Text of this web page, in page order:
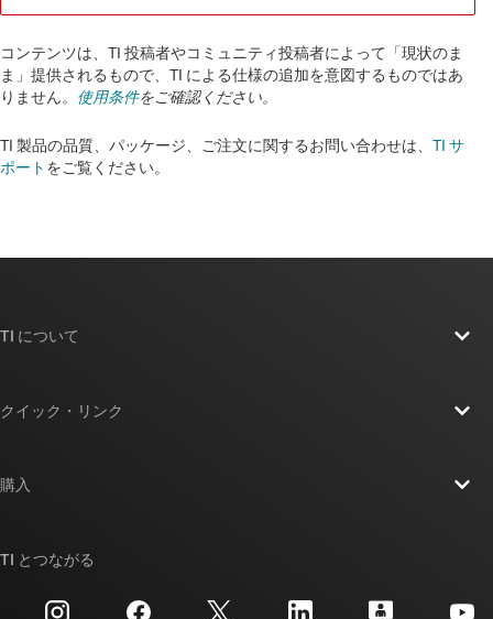
コンテンツは、TI 投稿者やコミュニティ投稿者によって「現状のま
ま」提供されるもので、TI による仕様の追加を意図するものではあ
りません。 使用条件をご確認ください。
TI 製品の品質、パッケージ、ご注文に関するお問い合わせは、 TI サ
ポート をご覧ください。​​​​​​​​​​​​​​
TI について
クイック・リンク
クロスリファレンス検索
カスタマー・サポート・センター
購入
TI とつながる